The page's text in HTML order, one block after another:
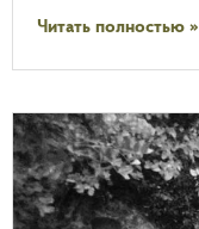
Читать полностью »